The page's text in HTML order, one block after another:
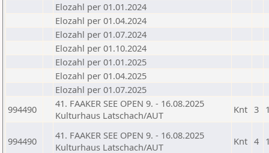
Elozahl per 01.01.2024
Elozahl per 01.04.2024
Elozahl per 01.07.2024
Elozahl per 01.10.2024
Elozahl per 01.01.2025
Elozahl per 01.04.2025
Elozahl per 01.07.2025
994490
41. FAAKER SEE OPEN 9. - 16.08.2025
Kulturhaus Latschach/AUT
Knt 3
994490
41. FAAKER SEE OPEN 9. - 16.08.2025
Kulturhaus Latschach/AUT
Knt 4